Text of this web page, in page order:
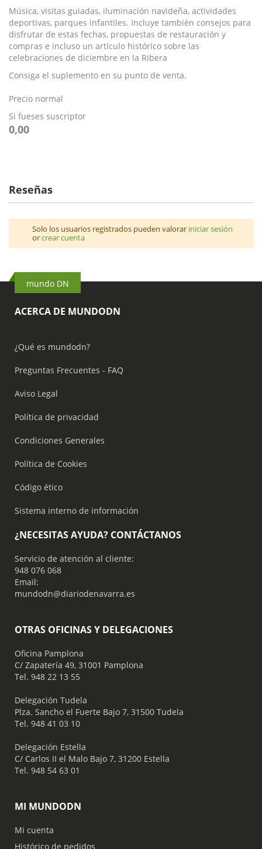
Música, visitas guiadas, iluminación navideña, actividades
deportivas, parques infantiles. Incluye también consejos para
disfrutar de estas fechas, propuestas de restauración y
compras e incluso un artículo histórico sobre las
celebraciones de diciembre en la Ribera
Consiga el suplemento en su punto de venta.
Precio normal
Si fueses suscriptor
0,00
Reseñas
Solo los usuarios registrados pueden valorar iniciar sesión
orcrear cuenta
mundo DN
ACERCA DE MUNDODN
¿Qué es mundodn?
Preguntas Frecuentes - FAQ
Aviso Legal
Política de privacidad
Condiciones Generales
Política de Cookies
Código ético
Sistema interno de información
¿NECESITAS AYUDA? CONTÁCTANOS
Servicio de atención al cliente:
948 076 068
Email:
mundodn@diariodenavarra.es
OTRAS OFICINAS Y DELEGACIONES
Oficina Pamplona
C/ Zapatería 49, 31001 Pamplona
Tel. 948 22 13 55
​ Delegación Tudela
Plza. Sancho el Fuerte Bajo 7, 31500 Tudela
Tel. 948 41 03 10
​ Delegación Estella
C/ Carlos II el Malo Bajo 7, 31200 Estella
Tel. 948 54 63 01
MI MUNDODN
Mi cuenta
Histórico de pedidos